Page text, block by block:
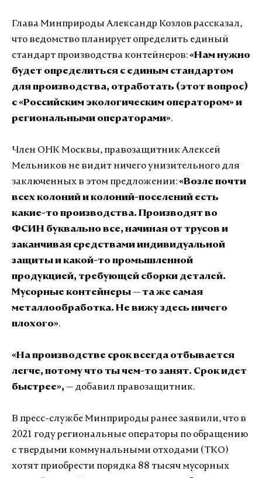
Глава Минприроды Александр Козлов рассказал,
что ведомство планирует определить единый
стандарт производства контейнеров:«Нам нужно
будет определиться с единым стандартом
для производства, отработать (этот вопрос)
с «Российским экологическим оператором» и
региональными операторами».
Член ОНК Москвы, правозащитник Алексей
Мельников не видит ничего унизительного для
заключенных в этом предложении:«Возле почти
всех колоний и колоний-поселений есть
какие-то производства. Производят во
ФСИН буквально все, начиная от трусов и
заканчивая средствами индивидуальной
защиты и какой-то промышленной
продукцией, требующей сборки деталей.
Мусорные контейнеры — та же самая
металлообработка. Не вижу здесь ничего
плохого».
«На производстве срок всегда отбывается
легче, потому что ты чем-то занят. Срок идет
быстрее», — добавил правозащитник.
В пресс-службе Минприроды ранее заявили, что в
2021 году региональные операторы по обращению
с твердыми коммунальными отходами (ТКО)
хотят приобрести порядка 88 тысяч мусорных